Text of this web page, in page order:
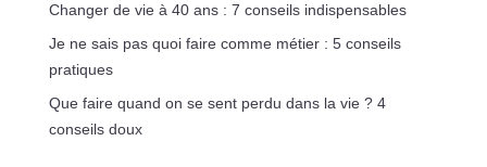
Changer de vie à 40 ans : 7 conseils indispensables
Je ne sais pas quoi faire comme métier : 5 conseils
pratiques
Que faire quand on se sent perdu dans la vie ? 4
conseils doux